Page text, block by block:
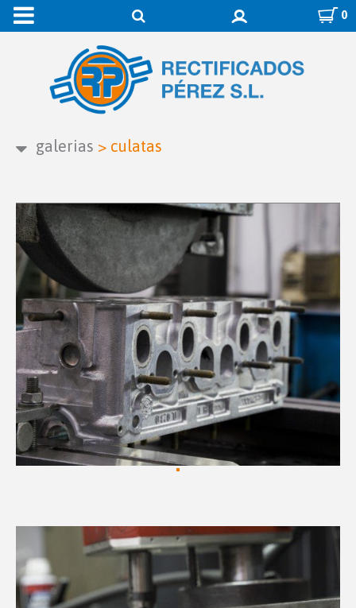
0
galerias > culatas